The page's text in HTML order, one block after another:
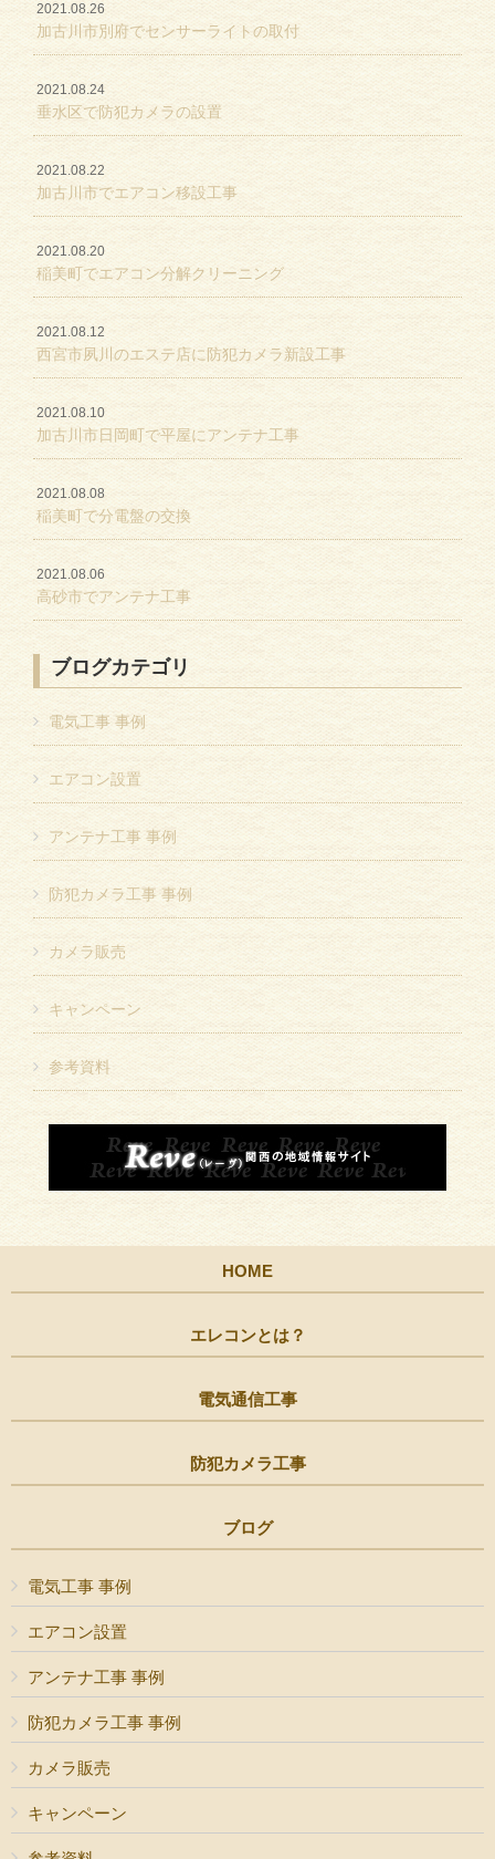
2021.08.26
加古川市別府でセンサーライトの取付
2021.08.24
垂水区で防犯カメラの設置
2021.08.22
加古川市でエアコン移設工事
2021.08.20
稲美町でエアコン分解クリーニング
2021.08.12
西宮市夙川のエステ店に防犯カメラ新設工事
2021.08.10
加古川市日岡町で平屋にアンテナ工事
2021.08.08
稲美町で分電盤の交換
2021.08.06
高砂市でアンテナ工事
ブログカテゴリ
電気工事 事例
エアコン設置
アンテナ工事 事例
防犯カメラ工事 事例
カメラ販売
キャンペーン
参考資料
HOME
エレコンとは？
電気通信工事
防犯カメラ工事
ブログ
電気工事 事例
エアコン設置
アンテナ工事 事例
防犯カメラ工事 事例
カメラ販売
キャンペーン